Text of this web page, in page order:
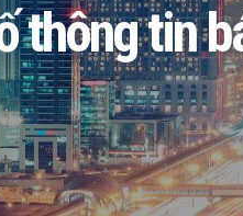
thông tin